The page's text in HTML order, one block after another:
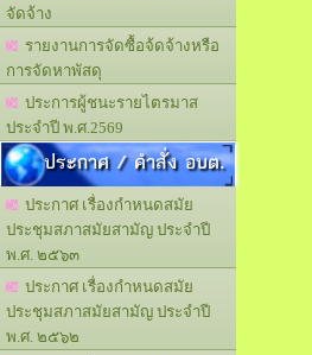
จัดจ้าง
รายงานการจัดซื้อจ้ดจ้างหรือ
การจัดหาพัสดุ
ประการผู้ชนะรายไตรมาส
ประจำปี พ.ศ.2569
ประกาศ / คำสั่ง อบต.
ประกาศ เรื่องกำหนดสมัย
ประชุมสภาสมัยสามัญ ประจำปี
พ.ศ. ๒๕๖๓
ประกาศ เรื่องกำหนดสมัย
ประชุมสภาสมัยสามัญ ประจำปี
พ.ศ. ๒๕๖๒